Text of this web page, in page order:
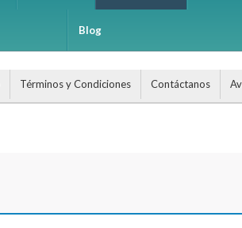
Blog
Términos y Condiciones Contáctanos